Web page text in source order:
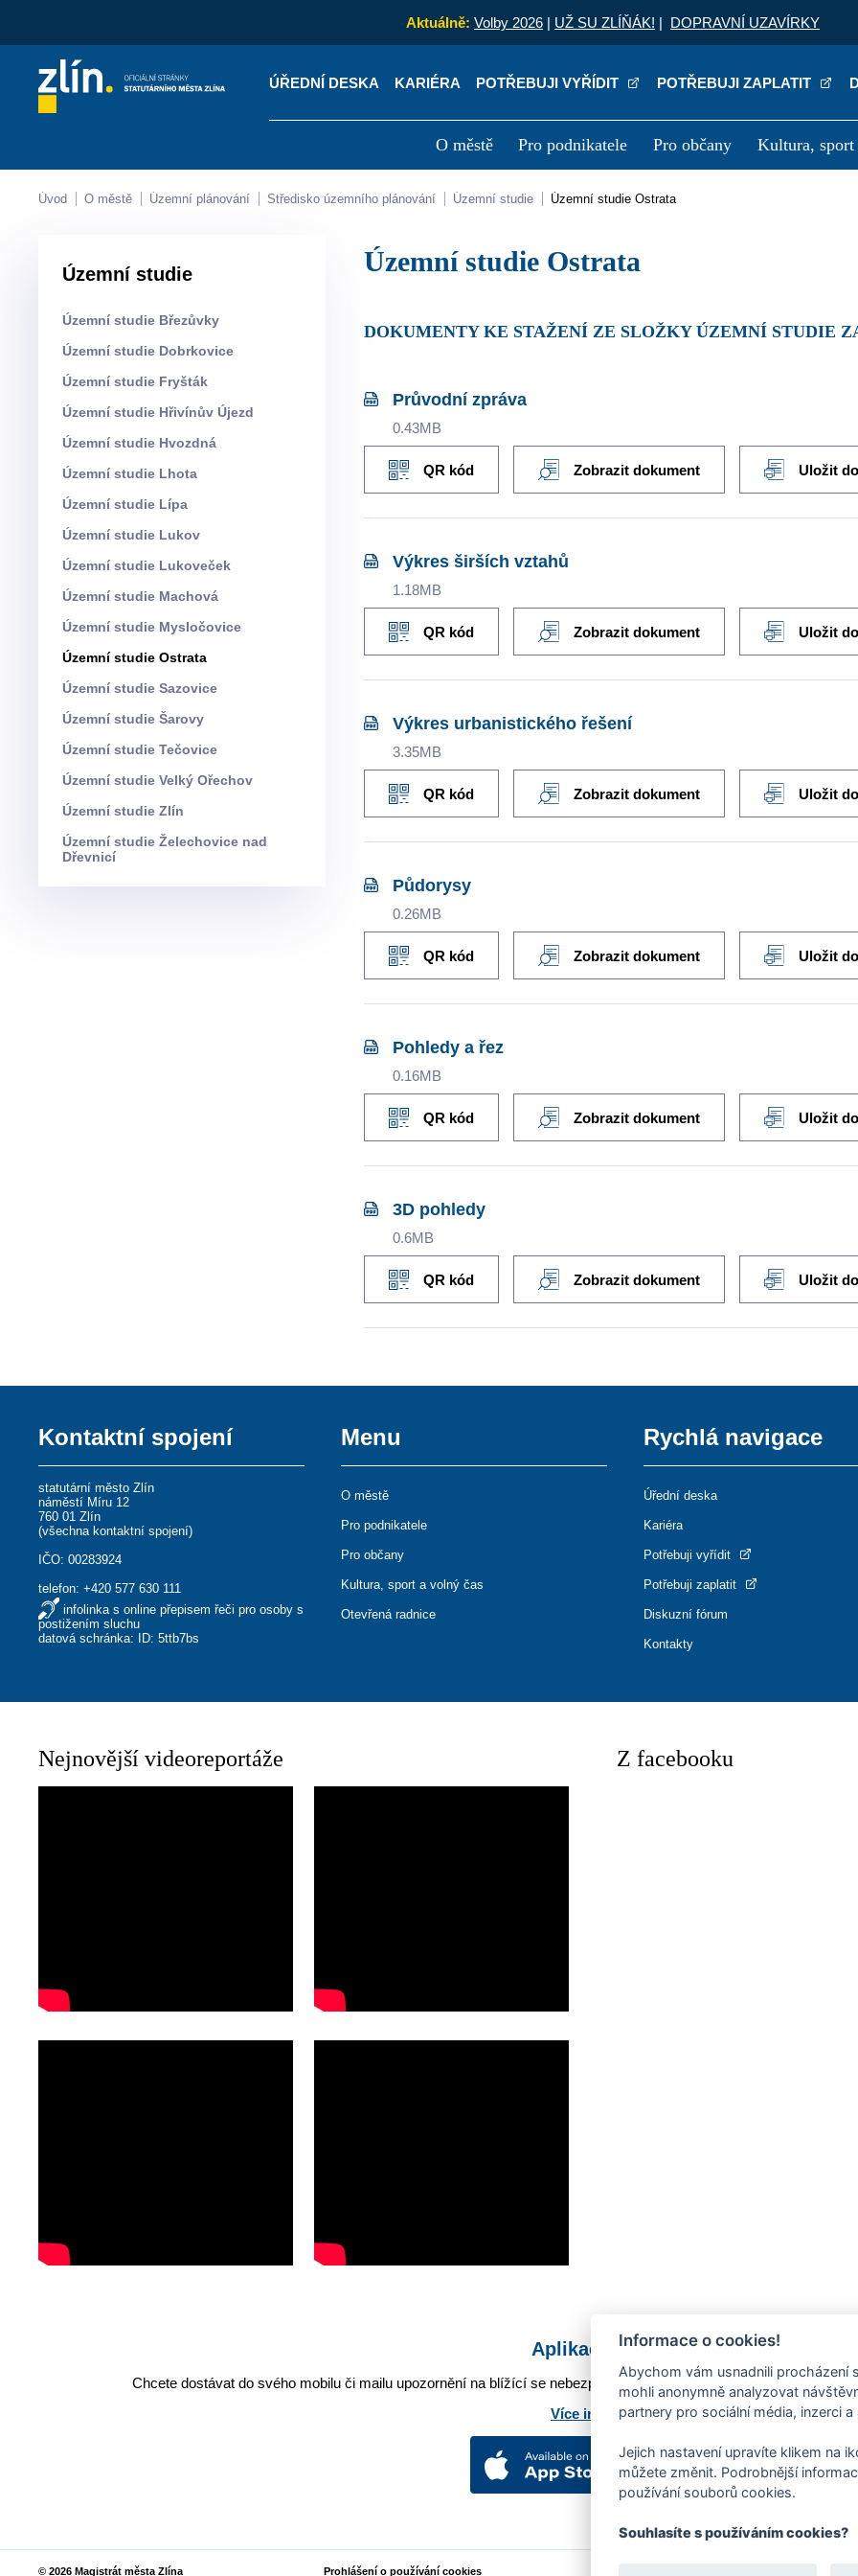
Aktuálně: Volby 2026 | UŽ SU ZLÍŇÁK! | DOPRAVNÍ UZAVÍRKY
ÚŘEDNÍ DESKA KARIÉRA POTŘEBUJI VYŘÍDIT POTŘEBUJI ZAPLATIT
O městě Pro podnikatele Pro občany Kultura, sport
Kontakty Úřední deska Kariéra
Úvod O městě Územní plánování Středisko územního plánování Územní studie Územní studie Ostrata
Územní studie
Územní studie Březůvky
Územní studie Dobrkovice
Územní studie Fryšták
Územní studie Hřivínův Újezd
Územní studie Hvozdná
Územní studie Lhota
Územní studie Lípa
Územní studie Lukov
Územní studie Lukoveček
Územní studie Machová
Územní studie Mysločovice
Územní studie Ostrata
Územní studie Sazovice
Územní studie Šarovy
Územní studie Tečovice
Územní studie Velký Ořechov
Územní studie Zlín
Územní studie Želechovice nad
Dřevnicí
Územní studie Ostrata
DOKUMENTY KE STAŽENÍ ZE SLOŽKY ÚZEMNÍ STUDIE
Průvodní zpráva
0.43MB
QR kód Zobrazit dokument Uložit
Výkres širších vztahů
1.18MB
QR kód Zobrazit dokument Uložit
Výkres urbanistického řešení
3.35MB
QR kód Zobrazit dokument Uložit
Půdorysy
0.26MB
QR kód Zobrazit dokument Uložit
Pohledy a řez
0.16MB
QR kód Zobrazit dokument Uložit
3D pohledy
0.6MB
QR kód Zobrazit dokument Uložit
Kontaktní spojení
statutární město Zlín
náměstí Míru 12
760 01 Zlín
(všechna kontaktní spojení)
IČO: 00283924
telefon:+420 577 630 111
infolinka s online přepisem řeči pro osoby s
postižením sluchu
datová schránka: ID: 5ttb7bs
Menu
O městě
Pro podnikatele
Pro občany
Kultura, sport a volný čas
Otevřená radnice
Rychlá navigace
Úřední deska
Kariéra
Potřebuji vyřídit
Potřebuji zaplatit
Diskuzní fórum
Kontakty
Nejnovější videoreportáže Z facebooku
Aplikace Mobilní rozhlas
Chcete dostávat do svého mobilu či mailu upozornění na blížící se nebezpečí, odstávky, poruchy a výpadky
Více informací o aplikaci
© 2026 Magistrát města Zlína Prohlášení o používání cookies
Informace o cookies!
Abychom vám usnadnili procházení
mohli anonymně analyzovat
partnery pro sociální média, inzerci a
Jejich nastavení upravíte klikem na
můžete změnit. Podrobnější
používání souborů cookies.
Souhlasíte s používáním cookies?